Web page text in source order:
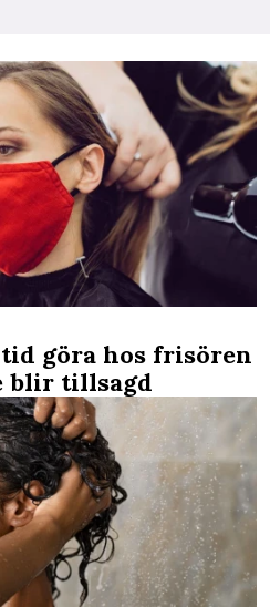
göra hos frisören
blir tillsagd